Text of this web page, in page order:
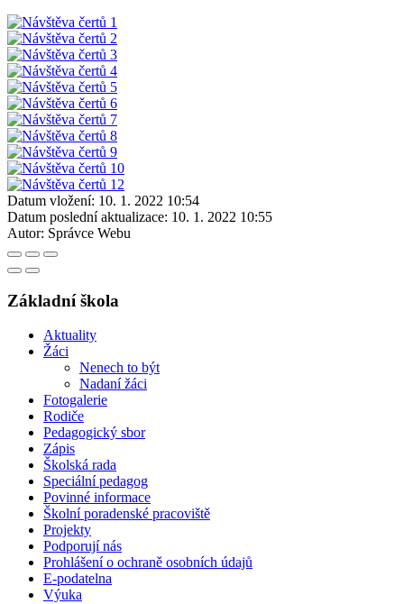
Datum vložení: 10. 1. 2022 10:54
Datum poslední aktualizace: 10. 1. 2022 10:55
Autor: Správce Webu
Základní škola
Aktuality
Žáci
Nenech to být
Nadaní žáci
Fotogalerie
Rodiče
Pedagogický sbor
Zápis
Školská rada
Speciální pedagog
Povinné informace
Školní poradenské pracoviště
Projekty
Podporují nás
Prohlášení o ochraně osobních údajů
E-podatelna
Výuka